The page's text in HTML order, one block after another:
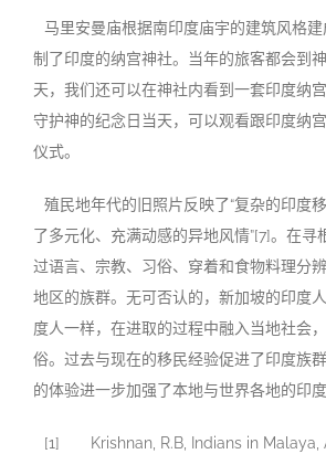
马里安曼庙根据南印度庙宇的建筑风格
制了印度的纳宫神社。当年的旅客都会到
天，我们还可以在神社内看到一套印度纳
守护神的纪念日当天，可以观看跟印度纳
仪式。
殖民地年代的旧照片反映了“复杂的印度
了多元化、充满动感的异地风情”[7]。在寻
过语言、宗教、习俗、穿着和食物料理分
地区的族群。无可否认的，新加坡的印度
度人一样，在进取的过程中融入当地社会
俗。过去与现在的移民经验促进了印度族
的体验进一步加强了本地与世界各地的印度
[1] Krishnan, R.B, Indians in Malaya,